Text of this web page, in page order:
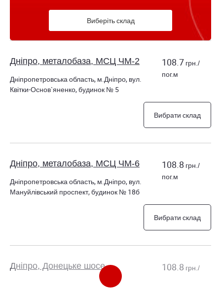
Виберіть склад
Дніпро, металобаза, МСЦ ЧМ-2
Дніпропетровська область, м.Дніпро, вул.
Квітки-Основ`яненко, будинок № 5
108.7 грн./
пог.м
Вибрати склад
Дніпро, металобаза, МСЦ ЧМ-6
Дніпропетровська область, м.Дніпро, вул.
Мануйлівський проспект, будинок № 18б
108.8 грн./
пог.м
Вибрати склад
Дніпро, Донецьке шосе,
108.8 грн./